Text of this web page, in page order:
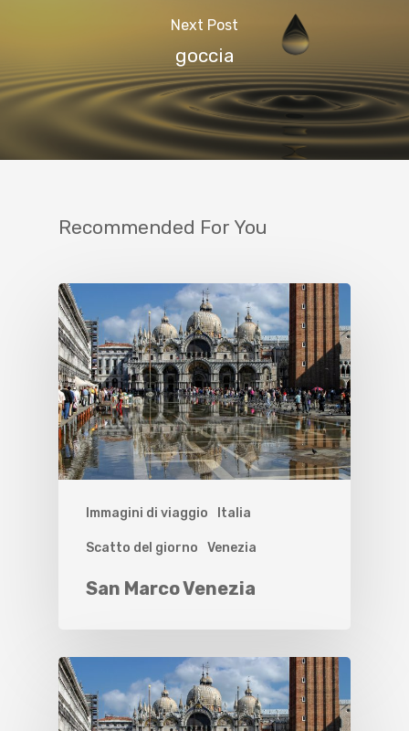
Next Post
goccia
Recommended For You
Immagini di viaggio Italia
Scatto del giorno Venezia
San Marco Venezia